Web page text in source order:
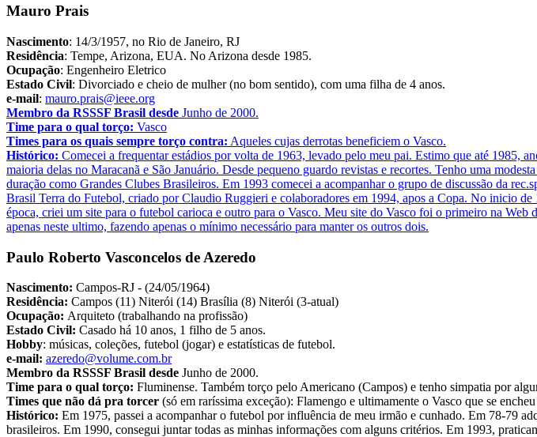
Mauro Prais
Nascimento: 14/3/1957, no Rio de Janeiro, RJ
Residência: Tempe, Arizona, EUA. No Arizona desde 1985.
Ocupação: Engenheiro Eletrico
Estado Civil: Divorciado e cheio de mulher (no bom sentido), com uma filha de 4 anos.
e-mail: mauro.prais@ieee.org
Membro da RSSSF Brasil desde Junho de 2000.
Time para o qual torço: Vasco
Times para os quais sempre torço contra: Aqueles cujas derrotas beneficiem o Vasco.
Histórico: Comecei a frequentar estádios por volta de 1963, levado pelo meu pai. Estimo que até 1985,
maioria delas no Maracanã e São Januário. Desde pequeno guardo revistas e recortes. Tenho uma
duração como Grandes Clubes Brasileiros. Em 1993 comecei a acompanhar o grupo de discussão da
Brasil Terra do Futebol, criado por Claudio Ruggieri e colaboradores em 1994, apos a Copa. No inicio
época, criei um site para o futebol carioca e outro para o Vasco. Meu site do Vasco foi o primeiro na
apenas neste ultimo, fazendo apenas o mínimo necessário para manter os outros dois.
Paulo Roberto Vasconcelos de Azeredo
Nascimento: Campos-RJ - (24/05/1964)
Residência: Campos (11) Niterói (14) Brasília (8) Niterói (3-atual)
Ocupação: Arquiteto (trabalhando na profissão)
Estado Civil: Casado há 10 anos, 1 filho de 5 anos.
Hobby: músicas, coleções, futebol (jogar) e estatísticas de futebol.
e-mail: azeredo@volume.com.br
Membro da RSSSF Brasil desde Junho de 2000.
Time para o qual torço: Fluminense. Também torço pelo Americano (Campos) e tenho simpatia por
Times que não dá pra torcer (só em raríssima exceção): Flamengo e ultimamente o Vasco que se
Histórico: Em 1975, passei a acompanhar o futebol por influência de meu irmão e cunhado. Em 78-79
brasileiros. Em 1990, consegui juntar todas as minhas informações com alguns critérios. Em 1993,